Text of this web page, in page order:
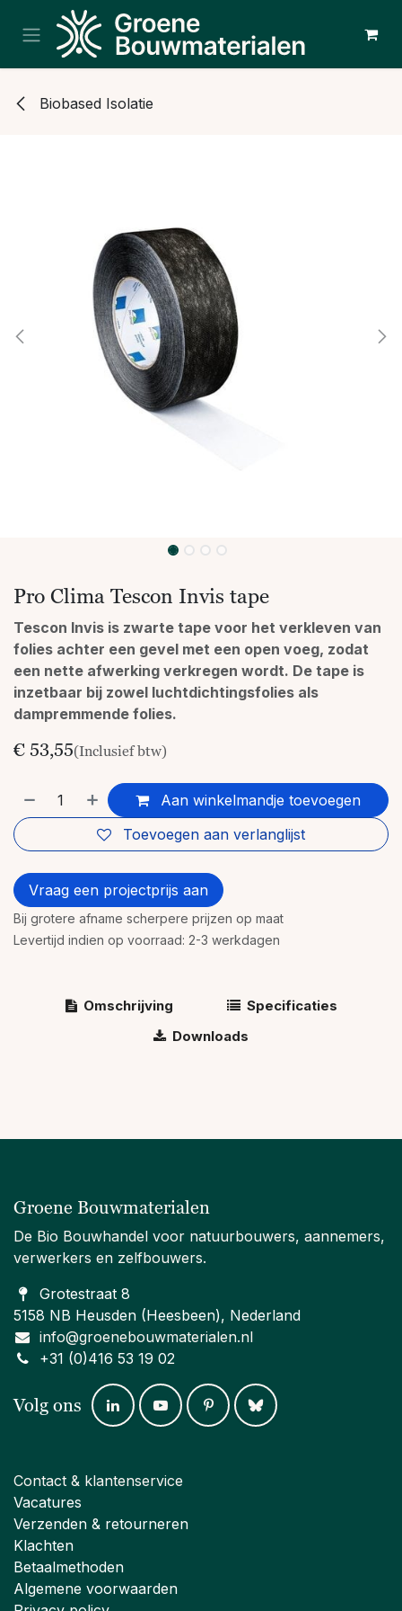
Overslaan naar inhoud
Biobased Isolatie
Pro Clima Tescon Invis tape
Tescon Invis is zwarte tape voor het verkleven van
folies achter een gevel met een open voeg, zodat
een nette afwerking verkregen wordt. De tape is
inzetbaar bij zowel luchtdichtingsfolies als
dampremmende folies.
€ 53,55(Inclusief btw)
Aan winkelmandje toevoegen
Toevoegen aan verlanglijst
Vraag een projectprijs aan
Bij grotere afname scherpere prijzen op maat
Levertijd indien op voorraad: 2-3 werkdagen
Omschrijving
Specificaties
Downloads
Groene Bouwmaterialen
De Bio Bouwhandel voor natuurbouwers, aannemers,
verwerkers en zelfbouwers.
Grotestraat 8
5158 NB Heusden (Heesbeen), Nederland
info@groenebouwmaterialen.nl
+31 (0)416 53 19 02
Volg ons
Contact & klantenservice
Vacatures
Verzenden & retourneren
Klachten
Betaalmethoden
Algemene voorwaarden